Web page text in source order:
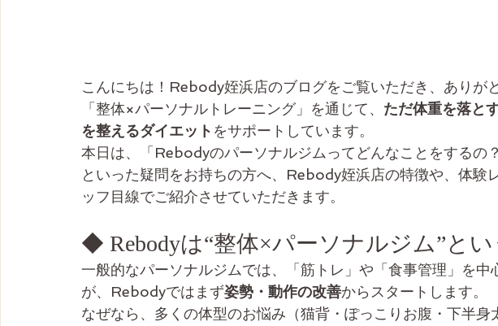
こんにちは！Rebody姪浜店のブログをご覧いただき、ありが
「整体×パーソナルトレーニング」を通じて、 ただ体重を落と
を整えるダイエット をサポートしています。
本日は、「Rebodyのパーソナルジムってどんなことをするの
といった疑問をお持ちの方へ、Rebody姪浜店の特徴や、体験
ッフ目線でご紹介させていただきます。
◆ Rebodyは“整体×パーソナルジム”と
一般的なパーソナルジムでは、「筋トレ」や「食事管理」を中
が、Rebodyではまず姿勢・動作の改善からスタートします。
なぜなら、多くの体型のお悩み（猫背・ぽっこりお腹・下半身